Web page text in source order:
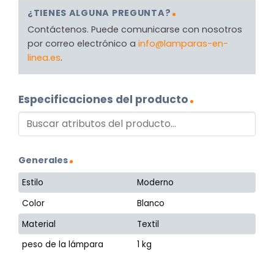
¿TIENES ALGUNA PREGUNTA?
Contáctenos. Puede comunicarse con nosotros
por correo electrónico a info@lamparas-en-
linea.es.
Especificaciones del producto
Generales
Estilo
Moderno
Color
Blanco
Material
Textil
peso de la lámpara
1 kg